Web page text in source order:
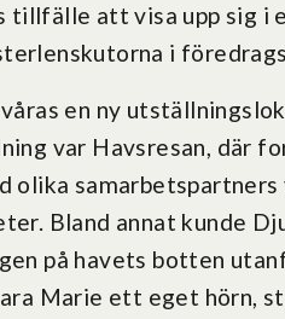
tillfälle att visa upp sig i
i
en ny
var Havsresan, där
olika
Bland annat kunde
på havets botten
Marie ett eget hörn,